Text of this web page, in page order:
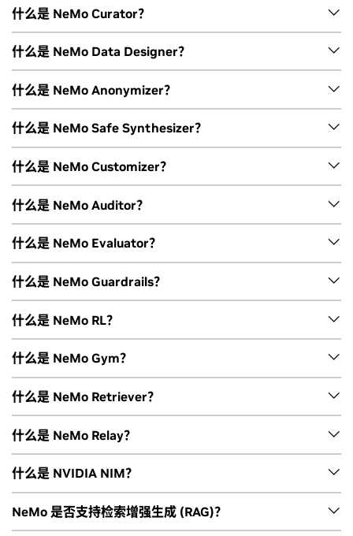
客户经理、培训和专业服务，请参阅
NVIDIA 企业支持与服务指
南。
NVIDIA NeMo Framework
是一个开源生成式 AI 框架，专为寻
求精细控制和代码级灵活性的研究人员和开发者而构建，以高
效地大规模构建生成式 AI 模型。它支持多模态生成式 AI 模型
的预训练、后训练和强化学习。
NVIDIA NeMo 微服务是基于 NeMo 框架构建的企业级 API 模
块化产品，使开发者能够轻松、快速地大规模定制和部署 AI 智
能体。它简化了模型微调、评估、护栏和合成数据生成的工
作，并且可无缝集成到现有 AI 平台中，使企业能够加速自定义
AI 智能体开发，并通过
什么是 NeMo Curator？
NeMo Curator 是一项可扩展的数据管护微服务，可帮助开发
者整理 LLM 预训练所需的包含万亿个 Token 的多语言数据集。
它由一组 API 形式的 PyThon 模组组成，这些模组利用 Dask、
cuDF、cuGraph 和 Pytorch 将数据下载、文本提取、清理、
筛选、完全匹配/模糊匹配去重和文本分类等数据管护任务扩展
到数千个计算核心。
什么是 NeMo Data Designer？
NeMo Data Designer是一款专为 AI 开发者打造的微服务 (也
可作为开放库使用)，通过可配置的架构和 AI 驱动的生成模型，
以编程方式生成合成数据，能够无缝集成到您的 AI 开发工作流
中。
什么是 NeMo Anonymizer？
NeMo Anonymizer是一个开放库，支持在自由文本中进行上
下文感知的数据匿名化。在检测到敏感实体后，可以对其进行
标记、编辑、哈希、替换或完全重写。
什么是 NeMo Safe Synthesizer？
NeMo Safe Synthesizer是一个开放库，用于生成敏感数据集
的合成版本。它会创建全新的记录，与原始数据不存在一一对
应关系，在保护隐私的同时释放数据价值。
什么是 NeMo Customizer？
NeMo Customizer是一项可扩展的高性能微服务，能够简化为
特定领域用例定制的 LLM 的微调和对齐过程。
什么是 NeMo Auditor？
NeMo Auditor 可使用各种自动攻击和边缘用例提示，对 LLM
进行离线批量探测，以发现安全漏洞。它基于开放的NVIDIA
Garak库构建，可接入评估工作流和 CI/CD 管线中，便于团队
定期进行审核，并依据生成的报告持续强化模型与部署安全
性。
什么是 NeMo Evaluator？
NeMo Evaluator为生成式 AI 应用提供可扩展的基准测试，涵
盖 LLM、RAG 工作流和 AI 智能体。它提供开源 SDK，支持基
于超过 100 种基准测试进行灵活实验，同时配备云原生微服
务，可使用 LLM-as-a-judge 评分机制和专用性能指标，自动
化实现企业级评估工作流。
什么是 NeMo Guardrails？
NeMo Guardrails 使开发者能够为 LLM 和代理式 AI 应用配置
可编程的安全护栏。该工具集成了NVIDIA Nemotron Safety
模型，用于内容安全、PII、越狱检测和话题管控，具有先进的
推理能力以及多语言和多模态支持。借助 NeMo Guardrails，
企业可以控制智能体的数据访问权限、回复方式，以及可调用
的工具与数据源，从而确保符合自定义策略要求并实现安全管
控。
什么是 NeMo RL？
NeMo RL是一个用于高级强化学习算法和可扩展的后训练的开
源库，优化和调整企业级 AI 智能体。
什么是 NeMo Gym？
NeMo Gym是一个开源库，用于为大语言模型 (LLM) 构建强化
学习 (RL) 训练环境。NeMo Gym 提供基础架构，用于开发环
境、扩展部署集，并与您常用的训练框架无缝集成。它能够生
成强化学习训练所需的数据，使 AI 智能体和模型具备该领域的
专业技能。
什么是 NeMo Retriever？
NeMo Retriever是一个开源库，搭载
模型，
用于构建可扩展的管道，从复杂文档中提取多模态数据。其多
模态 PDF 提取的准确率提升高达 50%，速度提升至原来的 15
倍。
什么是 NeMo Relay？
NeMo Relay是一个集成层，用于将黑盒或通用智能体运行框架
接入 NeMo 平台。它帮助团队在无需重建现有智能体架构的情
况下，将现有工作流接入 NeMo，从而使用平台的优化、评估
和持续改进能力。
什么是 NVIDIA NIM？
NVIDIA NIM是 NVIDIA AI Enterprise 的一部分，是一个易于
使用的运行环境，专为在企业内加速部署生成式 AI 而设计。这
NeMo 是否支持检索增强生成 (RAG)？